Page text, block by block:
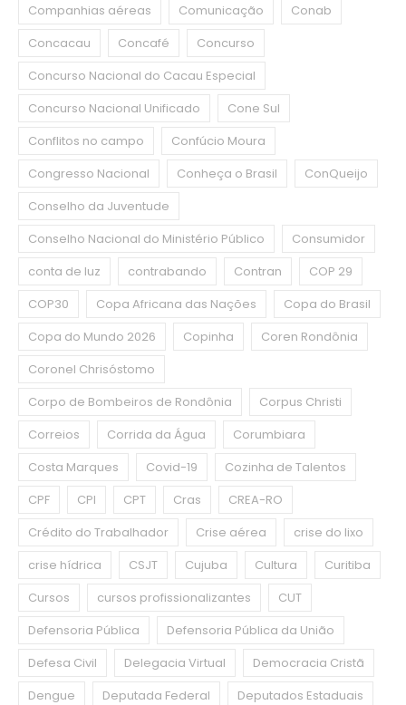
Companhias aéreas
Comunicação
Conab
Concacau
Concafé
Concurso
Concurso Nacional do Cacau Especial
Concurso Nacional Unificado
Cone Sul
Conflitos no campo
Confúcio Moura
Congresso Nacional
Conheça o Brasil
ConQueijo
Conselho da Juventude
Conselho Nacional do Ministério Público
Consumidor
conta de luz
contrabando Contran
COP 29
COP30
Copa Africana das Nações
Copa do Brasil
Copa do Mundo 2026
Copinha
Coren Rondônia
Coronel Chrisóstomo
Corpo de Bombeiros de Rondônia
Corpus Christi
Correios
Corrida da Água
Corumbiara
Costa Marques
Covid-19
Cozinha de Talentos
CPF
CPI CPT Cras
CREA-RO
Crédito do Trabalhador
Crise aérea
crise do lixo
crise hídrica
CSJT Cujuba Cultura
Curitiba
Cursos
cursos profissionalizantes
CUT
Defensoria Pública
Defensoria Pública da União
Defesa Civil
Delegacia Virtual
Democracia Cristã
Dengue
Deputada Federal
Deputados Estaduais